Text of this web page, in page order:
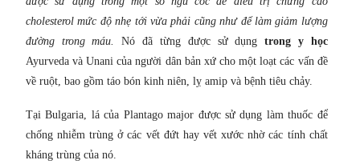
cholesterol mức độ nhẹ tới vừa phải cũng như để làm giảm lượng
đường trong máu.
Nó đã từng được sử dụngtrong y học
Ayurveda và Unani của người dân bản xứ cho một loạt các vấn đề
về ruột, bao gồm táo bón kinh niên, lỵ amip và bệnh tiêu chảy.
Tại Bulgaria, lá của Plantago major được sử dụng làm thuốc để
chống nhiễm trùng ở các vết đứt hay vết xước nhờ các tính chất
kháng trùng của nó.